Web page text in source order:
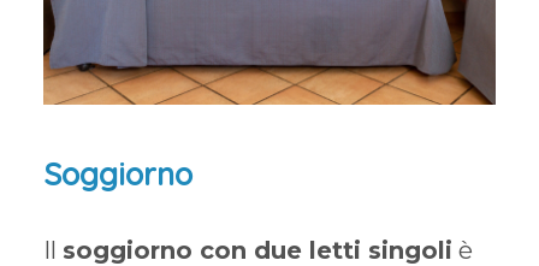
Soggiorno
Il soggiorno con due letti singoli è